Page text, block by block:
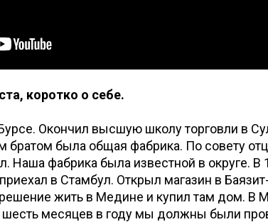
коротко о себе.
Окончил высшую школу торговли в
братом была общая фабрика. По совету
Наша фабрика была известной в округе. В
в Стамбул. Открыл магазин в
жить в Медине и купил там дом. В
шесть месяцев в году мы должны были